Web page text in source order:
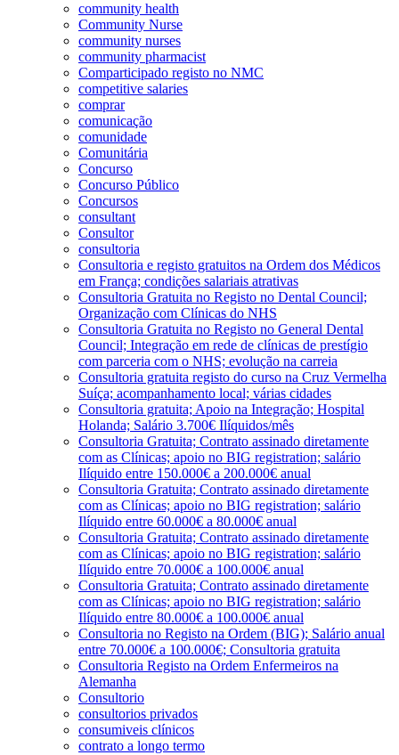
community health
Community Nurse
community nurses
community pharmacist
Comparticipado registo no NMC
competitive salaries
comprar
comunicação
comunidade
Comunitária
Concurso
Concurso Público
Concursos
consultant
Consultor
consultoria
Consultoria e registo gratuitos na Ordem dos Médicos
em França; condições salariais atrativas
Consultoria Gratuita no Registo no Dental Council;
Organização com Clínicas do NHS
Consultoria Gratuita no Registo no General Dental
Council; Integração em rede de clínicas de prestígio
com parceria com o NHS; evolução na carreia
Consultoria gratuita registo do curso na Cruz Vermelha
Suíça; acompanhamento local; várias cidades
Consultoria gratuita; Apoio na Integração; Hospital
Holanda; Salário 3.700€ Ilíquidos/mês
Consultoria Gratuita; Contrato assinado diretamente
com as Clínicas; apoio no BIG registration; salário
Ilíquido entre 150.000€ a 200.000€ anual
Consultoria Gratuita; Contrato assinado diretamente
com as Clínicas; apoio no BIG registration; salário
Ilíquido entre 60.000€ a 80.000€ anual
Consultoria Gratuita; Contrato assinado diretamente
com as Clínicas; apoio no BIG registration; salário
Ilíquido entre 70.000€ a 100.000€ anual
Consultoria Gratuita; Contrato assinado diretamente
com as Clínicas; apoio no BIG registration; salário
Ilíquido entre 80.000€ a 100.000€ anual
Consultoria no Registo na Ordem (BIG); Salário anual
entre 70.000€ a 100.000€; Consultoria gratuita
Consultoria Registo na Ordem Enfermeiros na
Alemanha
Consultorio
consultorios privados
consumiveis clínicos
contrato a longo termo